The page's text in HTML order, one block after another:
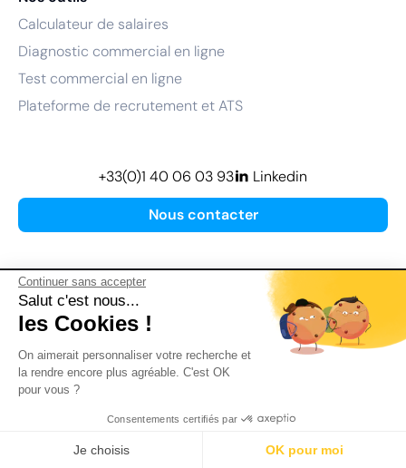
Continuer sans accepter
Salut c'est nous...
les Cookies !
On aimerait personnaliser votre recherche et
la rendre encore plus agréable. C'est OK
pour vous ?
Consentements certifiés par
Je choisis OK pour moi
Calculateur de salaires
Diagnostic commercial en ligne
Test commercial en ligne
Plateforme de recrutement et ATS
Nous contacter
+33(0)1 40 06 03 93 Linkedin
Plan de site
Mentions légales
Conditions Générales d’Utilisation
Version actualisée en
2026